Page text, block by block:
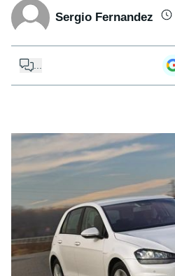
Sergio Fernandez